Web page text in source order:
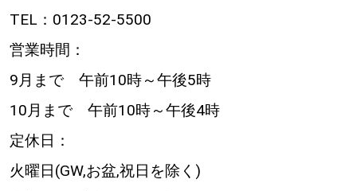
TEL：0123-52-5500
営業時間：
9月まで 午前10時～午後5時
10月まで 午前10時～午後4時
定休日：
火曜日(GW,お盆,祝日を除く)